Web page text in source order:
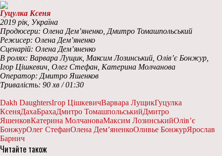
Гуцулка Ксеня
2019 рік, Україна
Продюсери: Олена Дем’яненко, Дмитро Томашпольський
Режисер: Олена Дем’яненко
Сценарій: Олена Дем’яненко
В ролях: Варвара Лущик, Максим Лозинський, Олів’є Бонжур,
Ігор Цішкевич, Олег Стефан, Катерина Молчанова
Оператор: Дмитро Яшенков
Тривалість: 90 хв / 01:30
Dakh DaughtersІгор ЦішкевичВарвара ЛущикГуцулка
КсеняДахаБрахаДмитро ТомашпольськийДмитро
ЯшенковКатерина МолчановаМаксим ЛозинськийОлів’є
БонжурОлег СтефанОлена Дем’яненкоОливье БонжурЯрослав
Барнич
Читайте також